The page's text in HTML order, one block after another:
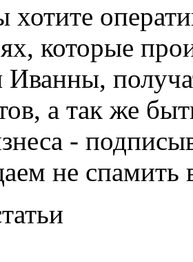
хотите
которые
а так же
-
не спамить